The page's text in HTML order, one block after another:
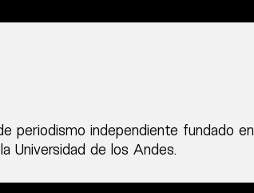
periodismo independiente fundado
Universidad de los Andes.